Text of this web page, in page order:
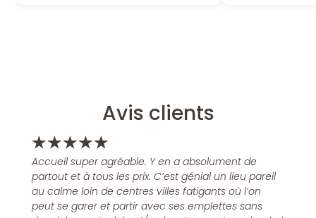
Avis clients
★★★★★
Accueil super agréable. Y en a absolument de
partout et à tous les prix. C’est génial un lieu pareil
au calme loin de centres villes fatigants où l’on
peut se garer et partir avec ses emplettes sans